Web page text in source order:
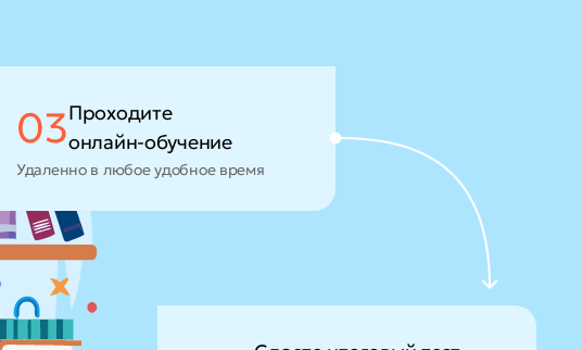
03Проходите
онлайн-обучение
Удаленно в любое удобное время